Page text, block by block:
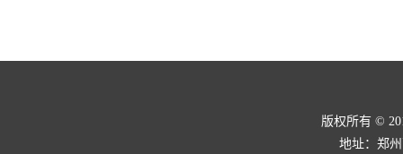
版权所有 ©
地址：郑